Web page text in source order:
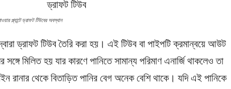
প্ল্যান্টে ড্রাফট টিউবের অবস্থান
ড্রাফট টিউব তৈরি করা হয়। এই টিউব বা পাইপটি ক্রমান্বয়ে আউট
মিলিত হয় যার কারণে পানিতে সামান্য পরিমাণ এনার্জি থাকলেও তা
রানার থেকে বিতাড়িত পানির বেগ অনেক বেশি থাকে। যদি এই পানিকে